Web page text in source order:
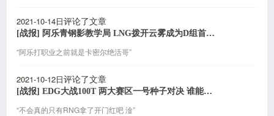
2021-10-14日评论了文章
[战报] 阿乐青钢影教学局 LNG拨开云雾成为D组首支两胜队伍
“阿乐打职业之前就是卡密尔绝活哥”
2021-10-12日评论了文章
[战报] EDG大战100T 两大赛区一号种子对决 谁能取得胜利
“不会真的只有RNG拿了开门红吧 淦”